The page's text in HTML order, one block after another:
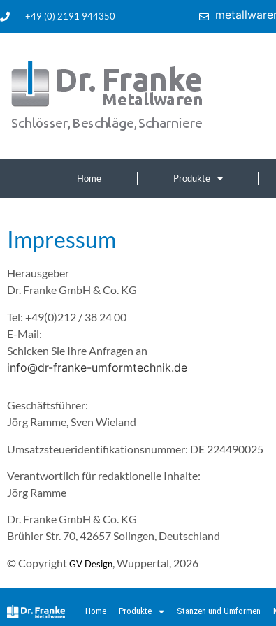
+49 (0) 2191 944350
Home Produkte
Impressum
Herausgeber
Dr. Franke GmbH & Co. KG
Tel: +49(0)212 / 38 24 00
E-Mail:
Schicken Sie Ihre Anfragen an
info@dr-franke-umformtechnik.de
Geschäftsführer:
Jörg Ramme, Sven Wieland
Umsatzsteueridentifikationsnummer: DE 224490025
Verantwortlich für redaktionelle Inhalte:
Jörg Ramme
Dr. Franke GmbH & Co. KG
Brühler Str. 70, 42657 Solingen, Deutschland
© CopyrightGV Design , Wuppertal, 2026
Home Produkte Stanzen und Umformen